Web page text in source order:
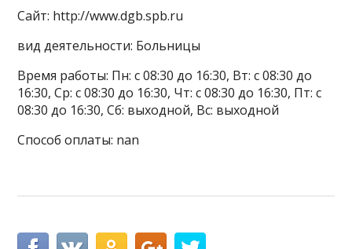
Сайт: http://www.dgb.spb.ru
вид деятельности: Больницы
Время работы: Пн: с 08:30 до 16:30, Вт: с 08:30 до
16:30, Ср: с 08:30 до 16:30, Чт: с 08:30 до 16:30, Пт: с
08:30 до 16:30, Сб: выходной, Вс: выходной
Способ оплаты: nan